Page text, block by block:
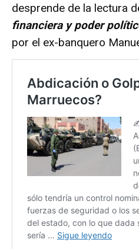
desprende de la lectura
financiera y poder
por el ex-banquero